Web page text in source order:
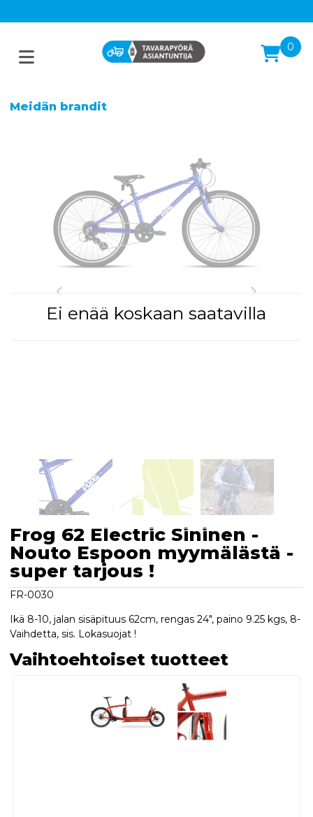
0
Meidän brandit
Ei enää koskaan saatavilla
Frog 62 Electric Sininen -
Nouto Espoon myymälästä -
super tarjous !
FR-0030
Ikä 8-10, jalan sisäpituus 62cm, rengas 24", paino 9.25 kgs, 8-
Vaihdetta, sis. Lokasuojat !
Vaihtoehtoiset tuotteet